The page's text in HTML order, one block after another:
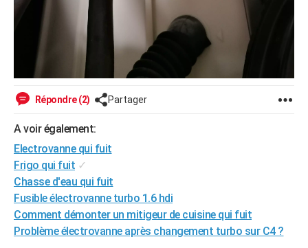
Répondre (2) Partager
A voir également:
Electrovanne qui fuit
Frigo qui fuit ✓
Chasse d'eau qui fuit
Fusible électrovanne turbo 1.6 hdi
Comment démonter un mitigeur de cuisine qui fuit
Problème électrovanne après changement turbo sur C4 ?